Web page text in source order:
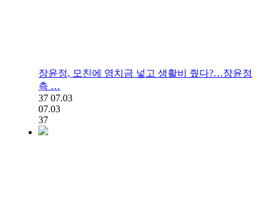
장윤정, 모친에 영치금 넣고 생활비 줬다?…장윤정
측 …
37 07.03
07.03
37